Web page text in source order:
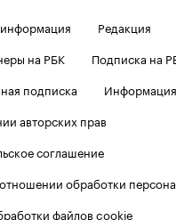
Редакция
на РБК
Подписка на
подписка
авторских прав
соглашение
обработки
файлов cookie